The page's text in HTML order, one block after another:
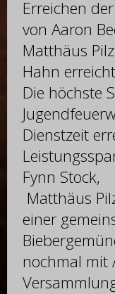
Erreichen
von Aaron
Matthäus
Hahn
Die höchste
Dienstzeit
Fynn Stock,
Matthäus
einer
nochmal mit